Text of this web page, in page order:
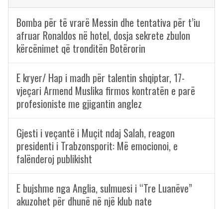
Bomba për të vrarë Messin dhe tentativa për t’iu
afruar Ronaldos në hotel, dosja sekrete zbulon
kërcënimet që tronditën Botërorin
E kryer/ Hap i madh për talentin shqiptar, 17-
vjeçari Armend Muslika firmos kontratën e parë
profesioniste me gjigantin anglez
Gjesti i veçantë i Muçit ndaj Salah, reagon
presidenti i Trabzonsporit: Më emocionoi, e
falënderoj publikisht
E bujshme nga Anglia, sulmuesi i “Tre Luanëve”
akuzohet për dhunë në një klub nate